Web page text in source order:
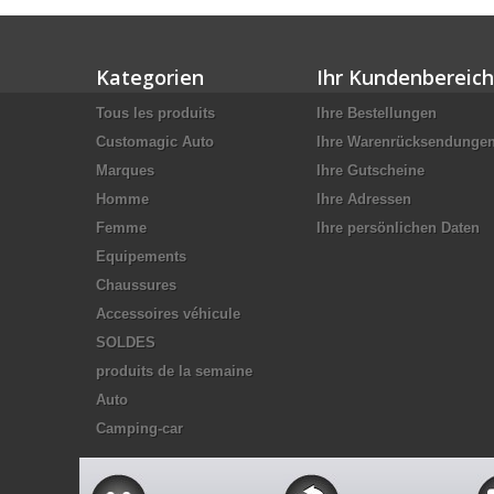
Kategorien
Tous les produits
Customagic Auto
Marques
Homme
Femme
Equipements
Chaussures
Accessoires véhicule
SOLDES
produits de la semaine
Auto
Camping-car
Ihr Kundenbereich
Ihre Bestellungen
Ihre
Ihre Gutscheine
Ihre Adressen
Ihre persönlichen Daten